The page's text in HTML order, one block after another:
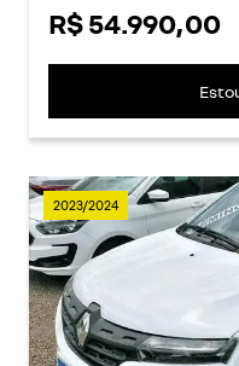
R$ 54.990,00
2023/2024